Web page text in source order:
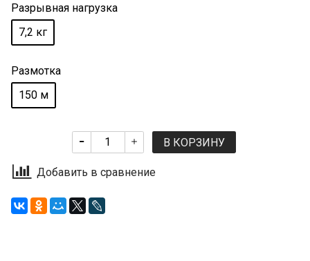
Разрывная нагрузка
7,2 кг
Размотка
150 м
В КОРЗИНУ
Добавить в сравнение